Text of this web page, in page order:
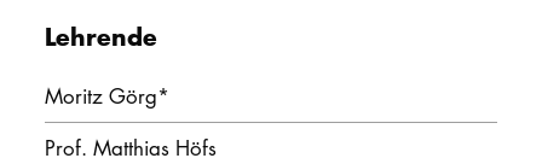
Lehrende
Moritz Görg*
Prof. Matthias Höfs